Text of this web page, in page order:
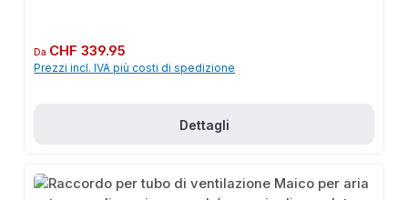
Prezzo normale:
Da CHF 339.95
Prezzi incl. IVA più costi di spedizione
Dettagli